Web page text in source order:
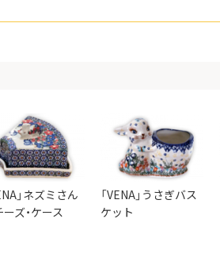
」ネズミさん
ズ・ケース
「VENA」うさぎバス
ケット